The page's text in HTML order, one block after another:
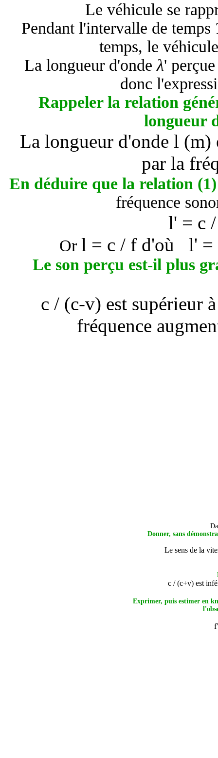
Le véhicule se
Pendant l'intervalle de temps
temps, le
La longueur d'ondeλ'
donc
Rappeler la relation
longueur
La longueur d'ondel (m)
par la
En déduire que la relation
fréquence
l' = c
Or l = c / f d'où l'
Le son perçu est-il plus
c / (c-v) est supérieur
fréquence
Donner, sans
Le sens de la
c / (c+v) est
Exprimer, puis estimer en